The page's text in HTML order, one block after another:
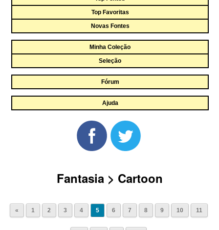
Top Favoritas
Novas Fontes
Minha Coleção
Seleção
Fórum
Ajuda
Fantasia > Cartoon
« 1 2 3 4 5 6 7 8 9 10 11